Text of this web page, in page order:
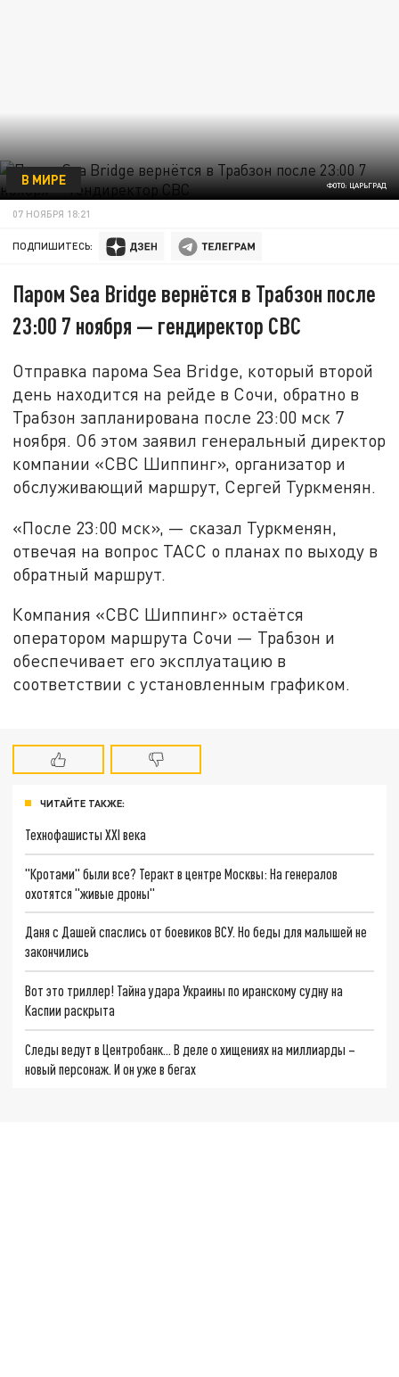
ФОТО: ЦАРЬГРАД
В МИРЕ
07 НОЯБРЯ 18:21
ПОДПИШИТЕСЬ:
Паром Sea Bridge вернётся в Трабзон после
23:00 7 ноября — гендиректор СВС
Отправка парома Sea Bridge, который второй
день находится на рейде в Сочи, обратно в
Трабзон запланирована после 23:00 мск 7
ноября. Об этом заявил генеральный директор
компании «СВС Шиппинг», организатор и
обслуживающий маршрут, Сергей Туркменян.
«После 23:00 мск», — сказал Туркменян,
отвечая на вопрос ТАСС о планах по выходу в
обратный маршрут.
Компания «СВС Шиппинг» остаётся
оператором маршрута Сочи — Трабзон и
обеспечивает его эксплуатацию в
соответствии с установленным графиком.
ЧИТАЙТЕ ТАКЖЕ:
Технофашисты XXI века
"Кротами" были все? Теракт в центре Москвы: На генералов
охотятся "живые дроны"
Даня с Дашей спаслись от боевиков ВСУ. Но беды для малышей не
закончились
Вот это триллер! Тайна удара Украины по иранскому судну на
Каспии раскрыта
Следы ведут в Центробанк… В деле о хищениях на миллиарды –
новый персонаж. И он уже в бегах